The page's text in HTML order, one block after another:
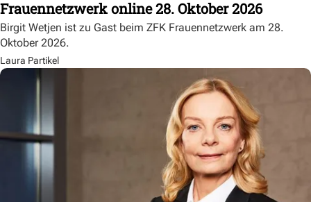
Frauennetzwerk online 28. Oktober 2026
Birgit Wetjen ist zu Gast beim ZFK Frauennetzwerk am 28.
Oktober 2026.
Laura Partikel